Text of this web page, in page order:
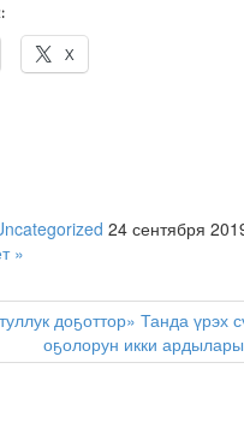
X
24 сентября
»
доҕоттор» Танда үрэх
оҕолорун икки